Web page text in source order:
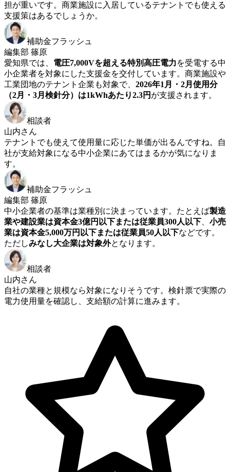
担が重いです。商業施設に入居しているテナントでも使える
支援策はあるでしょうか。
補助金フラッシュ
編集部 篠原
愛知県では、 電圧7,000Vを超える特別高圧電力を受電する中
小企業者を対象にした支援金を交付しています。商業施設や
工業団地のテナント企業も対象で、 2026年1月・2月使用分
（2月・3月検針分）は1kWhあたり2.3円 が支援されます。
相談者
山内さん
テナントでも使えて使用量に応じた単価が出るんですね。自
社が支給対象になる中小企業にあてはまるかが気になりま
す。
補助金フラッシュ
編集部 篠原
中小企業者の基準は業種別に決まっています。たとえば製造
業や建設業は資本金3億円以下または従業員300人以下、 小売
業は資本金5,000万円以下または従業員50人以下などです。
ただしみなし大企業は対象外となります。
相談者
山内さん
自社の業種と規模なら対象になりそうです。検針票で実際の
電力使用量を確認し、支給額の計算に進みます。